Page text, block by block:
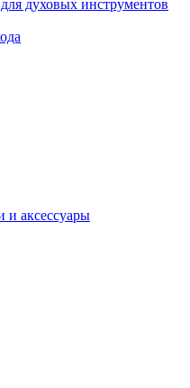
для духовых инструментов
и аксессуары